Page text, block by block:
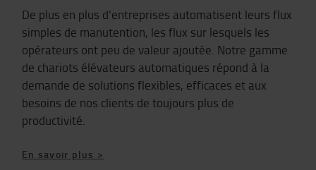
De plus en plus d'entreprises automatisent leurs flux
simples de manutention, les flux sur lesquels les
opérateurs ont peu de valeur ajoutée. Notre gamme
de chariots élévateurs automatiques répond à la
demande de solutions flexibles, efficaces et aux
besoins de nos clients de toujours plus de
productivité.
En savoir plus >